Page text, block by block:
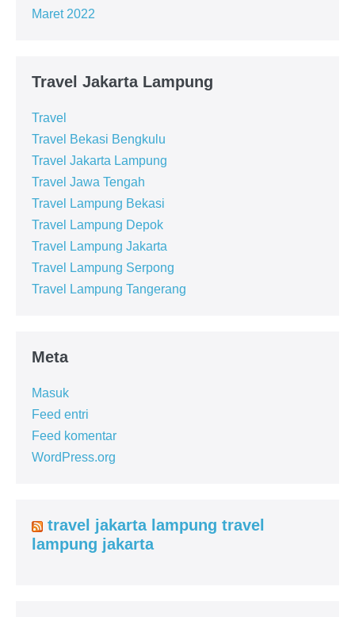
Maret 2022
Travel Jakarta Lampung
Travel
Travel Bekasi Bengkulu
Travel Jakarta Lampung
Travel Jawa Tengah
Travel Lampung Bekasi
Travel Lampung Depok
Travel Lampung Jakarta
Travel Lampung Serpong
Travel Lampung Tangerang
Meta
Masuk
Feed entri
Feed komentar
WordPress.org
travel jakarta lampung travel
lampung jakarta